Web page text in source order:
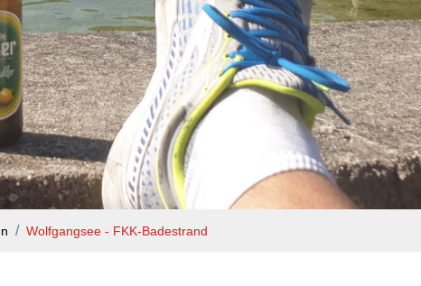
Wolfgangsee - FKK-Badestrand